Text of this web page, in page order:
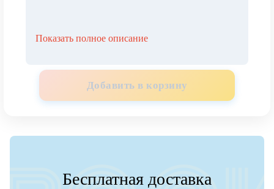
Показать полное описание
Добавить в корзину
Бесплатная доставка